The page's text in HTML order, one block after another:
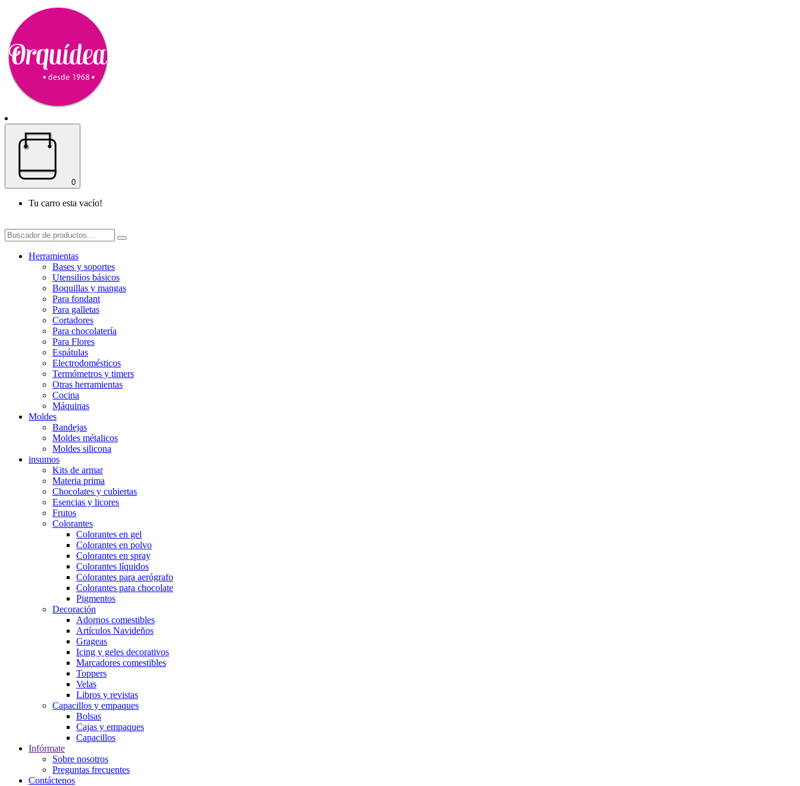
0
Tu carro esta vacío!
Herramientas
Bases y soportes
Utensilios básicos
Boquillas y mangas
Para fondant
Para galletas
Cortadores
Para chocolatería
Para Flores
Espátulas
Electrodomésticos
Termómetros y timers
Otras herramientas
Cocina
Máquinas
Moldes
Bandejas
Moldes métalicos
Moldes silicona
insumos
Kits de armar
Materia prima
Chocolates y cubiertas
Esencias y licores
Frutos
Colorantes
Colorantes en gel
Colorantes en polvo
Colorantes en spray
Colorantes líquidos
Colorantes para aerógrafo
Colorantes para chocolate
Pigmentos
Decoración
Adornos comestibles
Artículos Navideños
Grageas
Icing y geles decorativos
Marcadores comestibles
Toppers
Velas
Libros y revistas
Capacillos y empaques
Bolsas
Cajas y empaques
Capacillos
Infórmate
Sobre nosotros
Preguntas frecuentes
Contáctenos